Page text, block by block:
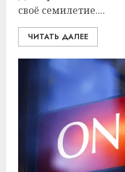
своё семилетие....
ЧИТАТЬ ДАЛЕЕ